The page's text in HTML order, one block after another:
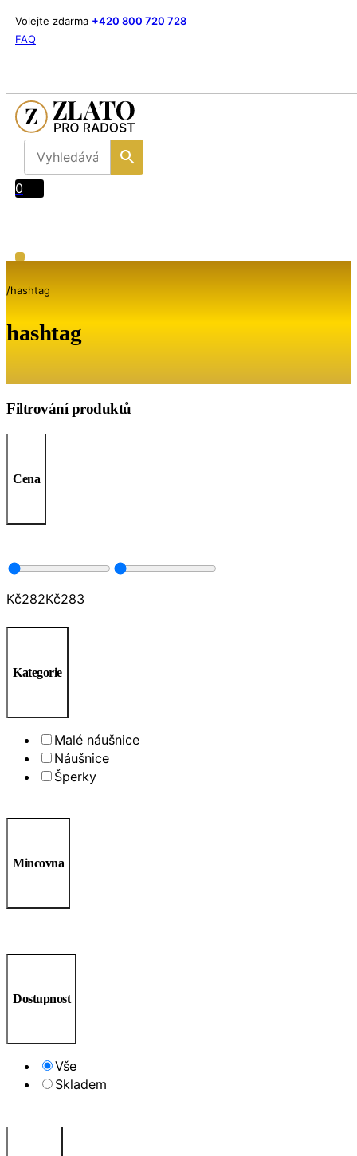
Volejte zdarma +420 800 720 728
FAQ
0
/hashtag
hashtag
Filtrování produktů
Cena
Kč282Kč283
Kategorie
Malé náušnice
Náušnice
Šperky
Mincovna
Dostupnost
Vše
Skladem